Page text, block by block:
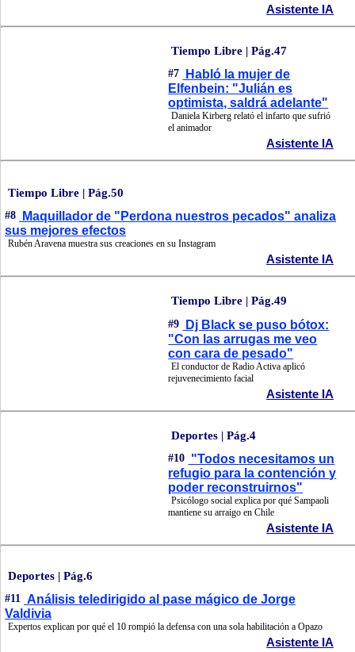
Asistente IA
Tiempo Libre | Pág.47
#7
Habló la mujer de
Elfenbein: "Julián es
optimista, saldrá adelante"
Daniela Kirberg relató el infarto que sufrió
el animador
Asistente IA
Tiempo Libre | Pág.50
#8
Maquillador de "Perdona nuestros pecados" analiza
sus mejores efectos
Rubén Aravena muestra sus creaciones en su Instagram
Asistente IA
Tiempo Libre | Pág.49
#9
Dj Black se puso bótox:
"Con las arrugas me veo
con cara de pesado"
El conductor de Radio Activa aplicó
rejuvenecimiento facial
Asistente IA
Deportes | Pág.4
#10 "Todos necesitamos un
refugio para la contención y
poder reconstruirnos"
Psicólogo social explica por qué Sampaoli
mantiene su arraigo en Chile
Asistente IA
Deportes | Pág.6
#11
Análisis teledirigido al pase mágico de Jorge
Valdivia
Expertos explican por qué el 10 rompió la defensa con una sola habilitación a Opazo
Asistente IA